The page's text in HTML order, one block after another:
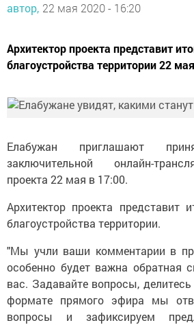
автор, 22 мая 2020 - 16:20
Архитектор проекта представит
благоустройства территории 22
Елабужан приглашают
заключительной онлайн-
проекта 22 мая в 17:00.
Архитектор проекта представит
благоустройства территории.
"Мы учли ваши комментарии в
особенно будет важна обратная
вас. Задавайте вопросы,
формате прямого эфира мы
вопросы и зафиксируем